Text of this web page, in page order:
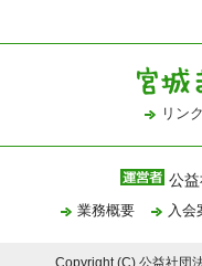
リン
公
業務概要 入会
Copyright (C) 公益社団